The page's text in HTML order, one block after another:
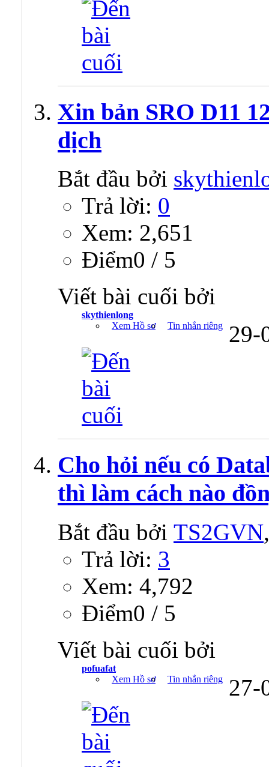
Xin bản SRO D11
dịch
Bắt đầu bởi
Trả lời: 0
Xem: 2,651
Ðiểm0 / 5
Viết bài cuối bởi
skythienlong
Xem Hồ sơ
Tin nhắn riêng 29-
Cho hỏi nếu có
thì làm cách nào
Bắt đầu bởi TS2GVN
Trả lời: 3
Xem: 4,792
Ðiểm0 / 5
Viết bài cuối bởi
pofuafat
Xem Hồ sơ
Tin nhắn riêng 27-